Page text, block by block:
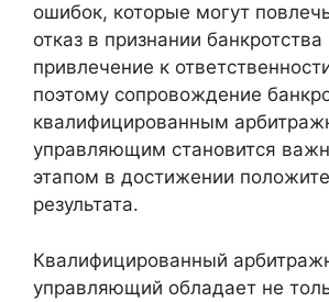
ошибок, которые могут
отказ в признании
привлечение к
поэтому сопровождение
квалифицированным
управляющим становится
этапом в достижении
результата.
Квалифицированный
управляющий обладает не